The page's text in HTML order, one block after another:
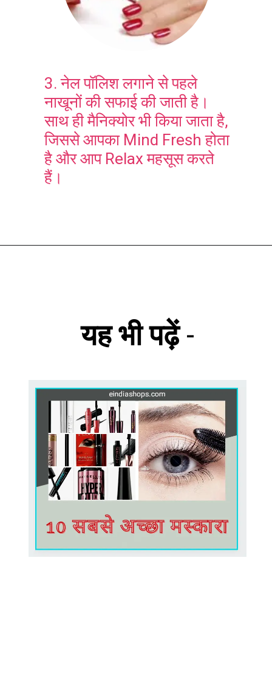
3. नेल पॉलिश लगाने से पहले
नाखूनों की सफाई की जाती है।
साथ ही मैनिक्योर भी किया जाता है,
जिससे आपका Mind Fresh होता
है और आप Relax महसूस करते
हैं।
यह भी पढ़ें-